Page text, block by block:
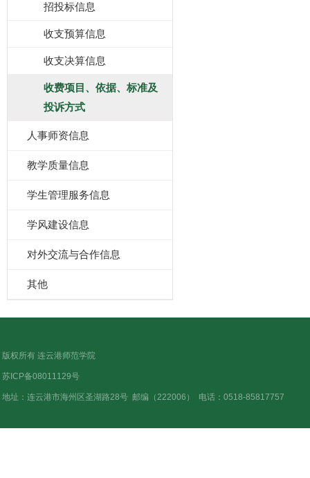
招投标信息
收支预算信息
收支决算信息
收费项目、依据、标准及
投诉方式
人事师资信息
教学质量信息
学生管理服务信息
学风建设信息
对外交流与合作信息
其他
版权所有 连云港师范学院
苏ICP备08011129号
地址：连云港市海州区圣湖路28号 邮编（222006） 电话：0518-85817757